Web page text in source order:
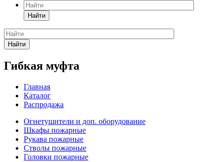
Найти
Найти
Гибкая муфта
Главная
Каталог
Распродажа
Огнетушители и доп. оборудование
Шкафы пожарные
Рукава пожарные
Стволы пожарные
Головки пожарные